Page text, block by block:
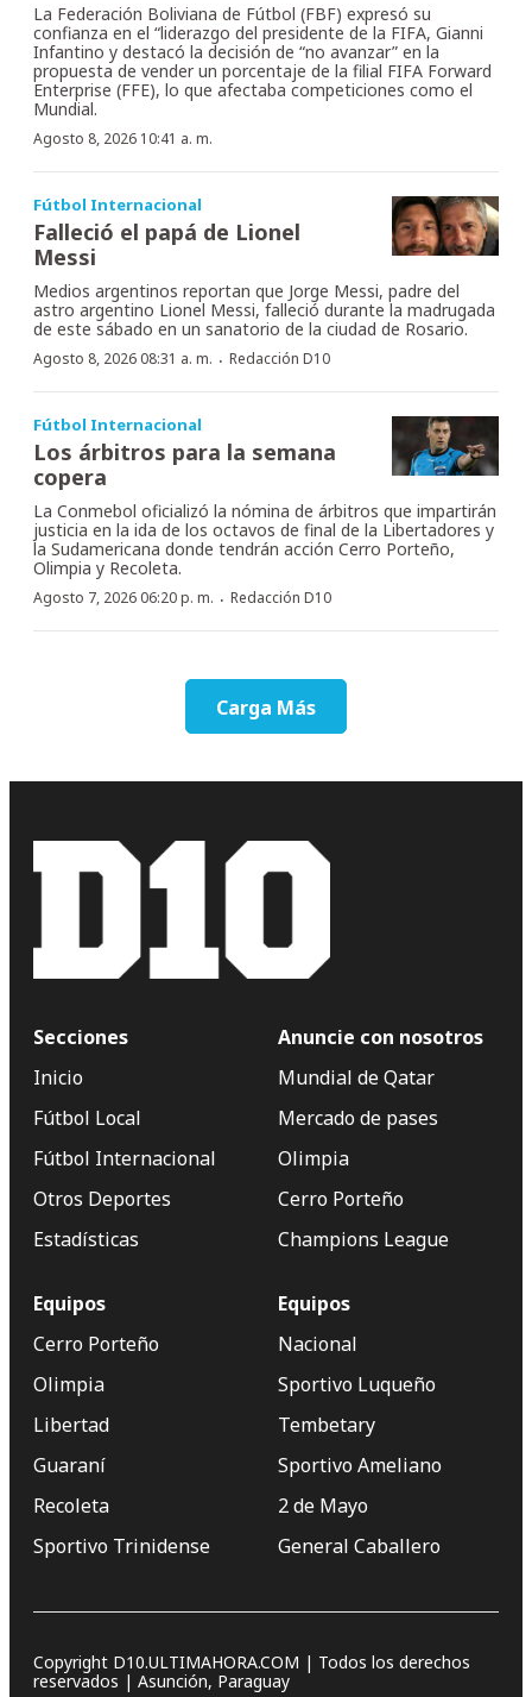
La Federación Boliviana de Fútbol (FBF) expresó su
confianza en el “liderazgo del presidente de la FIFA, Gianni
Infantino y destacó la decisión de “no avanzar” en la
propuesta de vender un porcentaje de la filial FIFA Forward
Enterprise (FFE), lo que afectaba competiciones como el
Mundial.
Agosto 8, 2026 10:41 a. m.
Fútbol Internacional
Falleció el papá de Lionel
Messi
Medios argentinos reportan que Jorge Messi, padre del
astro argentino Lionel Messi, falleció durante la madrugada
de este sábado en un sanatorio de la ciudad de Rosario.
Agosto 8, 2026 08:31 a. m. · Redacción D10
Fútbol Internacional
Los árbitros para la semana
copera
La Conmebol oficializó la nómina de árbitros que impartirán
justicia en la ida de los octavos de final de la Libertadores y
la Sudamericana donde tendrán acción Cerro Porteño,
Olimpia y Recoleta.
Agosto 7, 2026 06:20 p. m. · Redacción D10
Carga Más
Secciones
Inicio
Fútbol Local
Fútbol Internacional
Otros Deportes
Estadísticas
Anuncie con nosotros
Mundial de Qatar
Mercado de pases
Olimpia
Cerro Porteño
Champions League
Equipos
Cerro Porteño
Olimpia
Libertad
Guaraní
Recoleta
Sportivo Trinidense
Equipos
Nacional
Sportivo Luqueño
Tembetary
Sportivo Ameliano
2 de Mayo
General Caballero
Copyright D10.ULTIMAHORA.COM | Todos los derechos
reservados | Asunción, Paraguay